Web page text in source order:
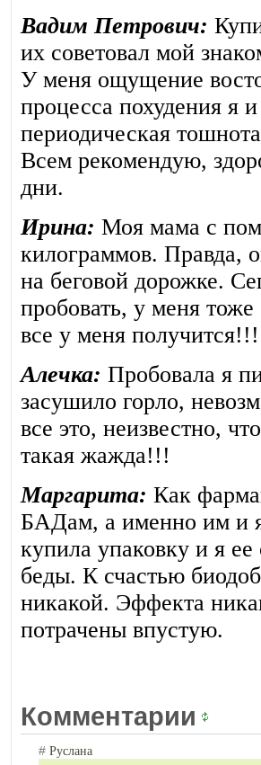
Вадим Петрович:
их советовал мой
У меня ощущение
процесса похудения я
периодическая
Всем рекомендую,
дни.
Ирина: Моя мама с
килограммов. Правда,
на беговой дорожке.
пробовать, у меня
все у меня получится!!!
Алечка: Пробовала я
засушило горло,
все это, неизвестно,
такая жажда!!!
Маргарита: Как
БАДам, а именно им и
купила упаковку и я
беды. К счастью
никакой. Эффекта
потрачены впустую.
Комментарии
# Руслана